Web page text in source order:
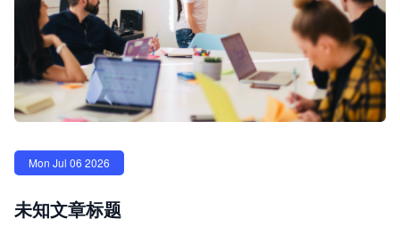
Mon Jul 06 2026
未知文章标题